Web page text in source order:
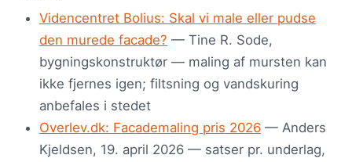
Videncentret Bolius: Skal vi male eller pudse
den murede facade? — Tine R. Sode,
bygningskonstruktør — maling af mursten kan
ikke fjernes igen; filtsning og vandskuring
anbefales i stedet
Overlev.dk: Facademaling pris 2026 — Anders
Kjeldsen, 19. april 2026 — satser pr. underlag,